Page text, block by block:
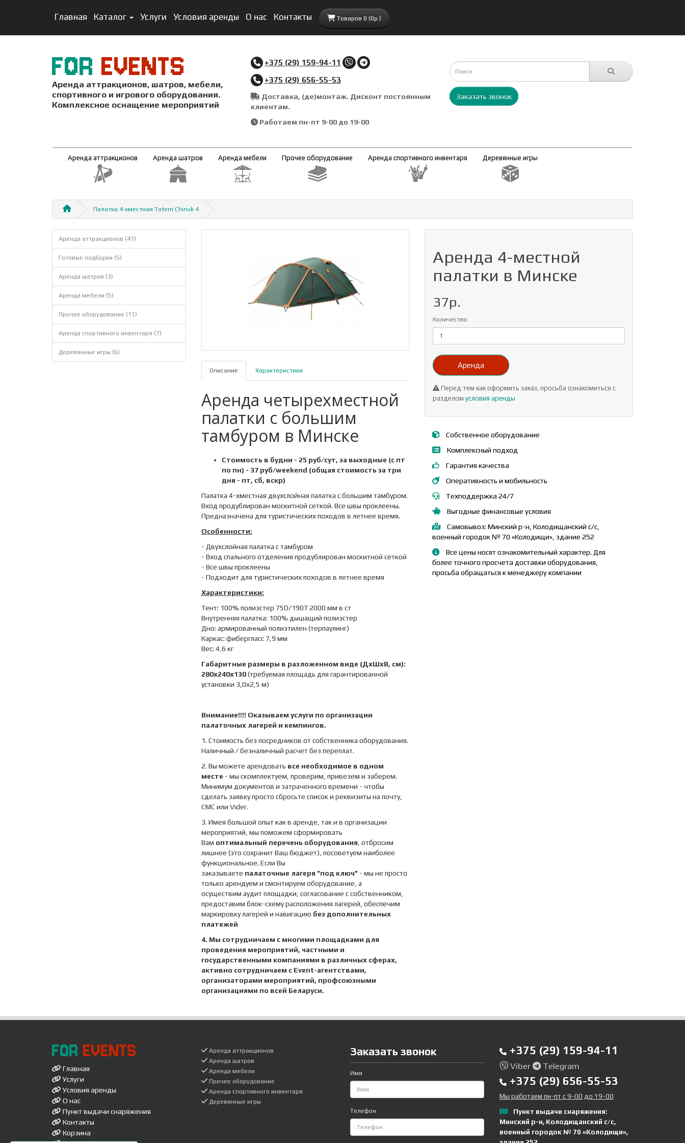
Главная Каталог Услуги Условия аренды О нас Контакты Товаров 0 (0р.)
FOR EVENTS
Аренда аттракционов, шатров, мебели,
спортивного и игрового оборудования.
Комплексное оснащение мероприятий
+375 (29) 159-94-11
+375 (29) 656-55-53
Доставка, (де)монтаж. Дисконт постоянным
клиентам.
Работаем пн-пт 9-00 до 19-00
Заказать звонок
Аренда аттракционов Аренда шатров Аренда мебели Прочее оборудование Аренда спортивного инвентаря Деревянные игры
Палатка 4-хместная Totem Chinuk 4
Аренда аттракционов (47)
Готовые подборки (5)
Аренда шатров (3)
Аренда мебели (5)
Прочее оборудование (11)
Аренда спортивного инвентаря (7)
Деревянные игры (6)
Описание Характеристики
Аренда четырехместной
палатки с большим
тамбуром в Минске
Стоимость в будни - 25 руб/сут, за выходные (с пт
по пн) - 37 руб/weekend (общая стоимость за три
дня - пт, сб, вскр)
Палатка 4-хместная двухслойная палатка с большим тамбуром.
Вход продублирован москитной сеткой. Все швы проклеены.
Предназначена для туристических походов в летнее время.
Особенности:
- Двухслойная палатка с тамбуром
- Вход спального отделения продублирован москитной сеткой
- Все швы проклеены
- Подходит для туристических походов в летнее время
Характеристики:
Тент: 100% полиэстер 75D/190T 2000 мм в ст
Внутренняя палатка: 100% дышащий полиэстер
Дно: армированный полиэтилен (терпаулинг)
Каркас: фибергласс 7,9 мм
Вес: 4,6 кг
Габаритные размеры в разложенном виде (ДхШхВ, см):
280х240х130(требуемая площадь для гарантированной
установки 3,0х2,5 м)
Внимание!!!! Оказываем услуги по организации
палаточных лагерей и кемпингов.
1. Стоимость без посредников от собственника оборудования.
Наличный / безналичный расчет без переплат.
2. Вы можете арендовать все необходимое в одном
месте - мы скомплектуем, проверим, привезем и заберем.
Минимум документов и затраченного времени - чтобы
сделать заявку просто сбросьте список и реквизиты на почту,
СМС или Vider.
3. Имея большой опыт как в аренде, так и в организации
мероприятий, мы поможем сформировать
Вам оптимальный перечень оборудования , отбросим
лишнее (это сохранит Ваш бюджет), посоветуем наиболее
функциональное. Если Вы
заказываете палаточные лагеря "под ключ" - мы не просто
только арендуем и смонтируем оборудование, а
осуществим аудит площадки, согласование с собственником,
предоставим блок-схему расположения лагерей, обеспечим
маркировку лагерей и навигацию без дополнительных
платежей
4. Мы сотрудничаем с многими площадками для
проведения мероприятий, частными и
государственными компаниями в различных сферах,
активно сотрудничаем с Event-агентствами,
организаторами мероприятий, профсоюзными
организациями по всей Беларуси.
Аренда 4-местной
палатки в Минске
37р.
Количество
Аренда
Перед тем как оформить заказ, просьба ознакомиться с
разделомусловия аренды
Собственное оборудование
Комплексный подход
Гарантия качества
Оперативность и мобильность
Техподдержка 24/7
Выгодные финансовые условия
Самовывоз: Минский р-н, Колодищанский с/с,
военный городок № 70 «Колодищи», здание 252
Все цены носят ознакомительный характер. Для
более точного просчета доставки оборудования,
просьба обращаться к менеджеру компании
FOR EVENTS
Главная
Услуги
Условия аренды
О нас
Пункт выдачи снаряжения
Контакты
Корзина
Аренда аттракционов
Аренда шатров
Аренда мебели
Прочее оборудование
Аренда спортивного инвентаря
Деревянные игры
Заказать звонок
Имя
Телефон
+375 (29) 159-94-11
Viber Telegram
+375 (29) 656-55-53
Мы работаем пн-пт с 9-00 до 19-00
Пункт выдачи снаряжения:
Минский р-н, Колодищанский с/с,
военный городок № 70 «Колодищи»,